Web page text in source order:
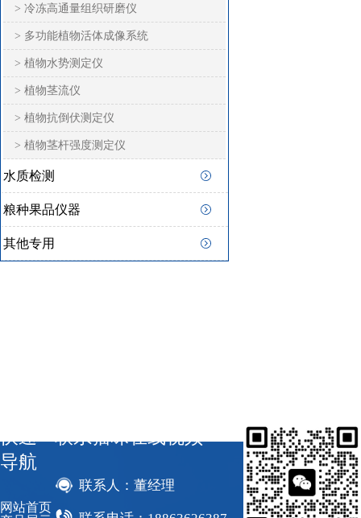
> 冷冻高通量组织研磨仪
> 多功能植物活体成像系统
> 植物水势测定仪
> 植物茎流仪
> 植物抗倒伏测定仪
> 植物茎杆强度测定仪
水质检测
粮种果品仪器
其他专用
快速
导航
网站首页
联系猫咪在线视频
联系人：董经理